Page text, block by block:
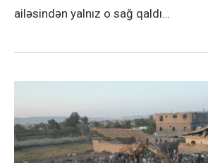
ailəsindən yalnız o sağ qaldı…